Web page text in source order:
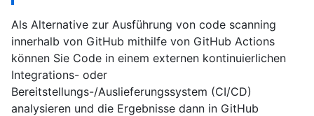
Als Alternative zur Ausführung von code scanning
innerhalb von GitHub mithilfe von GitHub Actions
können Sie Code in einem externen kontinuierlichen
Integrations- oder
Bereitstellungs-/Auslieferungssystem (CI/CD)
analysieren und die Ergebnisse dann in GitHub